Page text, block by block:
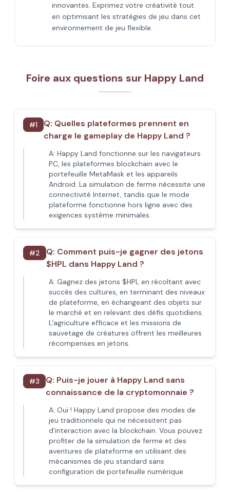
innovantes. Exprimez votre créativité tout
en optimisant les stratégies de jeu dans cet
environnement de jeu flexible.
Foire aux questions sur Happy Land
#1 Q: Quelles plateformes prennent en
charge le gameplay de Happy Land ?
A: Happy Land fonctionne sur les navigateurs
PC, les plateformes blockchain avec le
portefeuille MetaMask et les appareils
Android. La simulation de ferme nécessite une
connectivité Internet, tandis que le mode
plateforme fonctionne hors ligne avec des
exigences système minimales.
#2 Q: Comment puis-je gagner des jetons
$HPL dans Happy Land ?
A: Gagnez des jetons $HPL en récoltant avec
succès des cultures, en terminant des niveaux
de plateforme, en échangeant des objets sur
le marché et en relevant des défis quotidiens.
L'agriculture efficace et les missions de
sauvetage de créatures offrent les meilleures
récompenses en jetons.
#3 Q: Puis-je jouer à Happy Land sans
connaissance de la cryptomonnaie ?
A: Oui ! Happy Land propose des modes de
jeu traditionnels qui ne nécessitent pas
d'interaction avec la blockchain. Vous pouvez
profiter de la simulation de ferme et des
aventures de plateforme en utilisant des
mécanismes de jeu standard sans
configuration de portefeuille numérique.